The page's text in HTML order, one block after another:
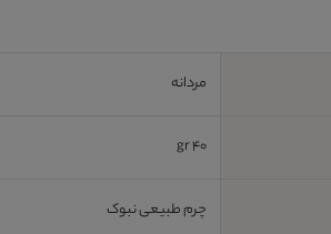
مردانه
40 gr
چرم طبیعی نبوک